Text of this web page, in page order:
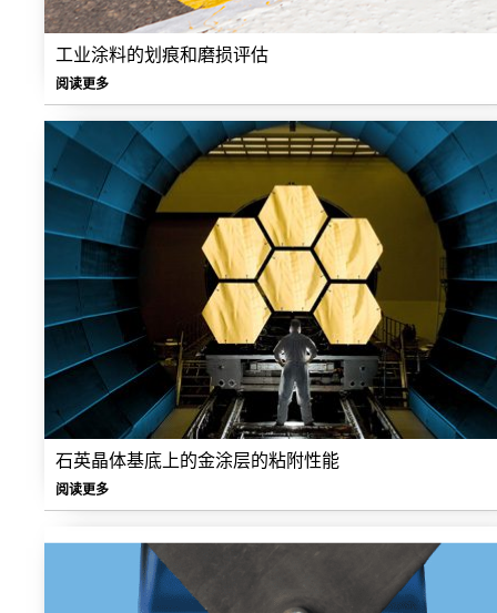
工业涂料的划痕和磨损评估
阅读更多
石英晶体基底上的金涂层的粘附性能
阅读更多